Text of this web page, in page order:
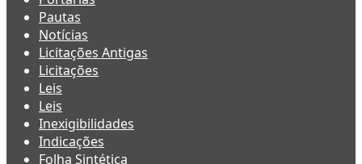
Pautas
Notícias
Licitações Antigas
Licitações
Leis
Leis
Inexigibilidades
Indicações
Folha Sintética